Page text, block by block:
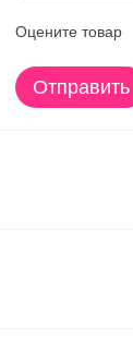
Оцените товар
Отправить